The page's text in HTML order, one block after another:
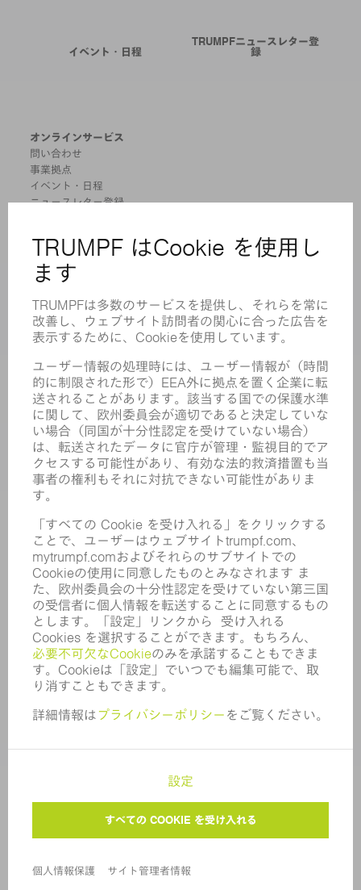
イベント・日程
TRUMPFニュースレター登
録
オンラインサービス
問い合わせ
事業拠点
イベント・日程
ニュースレター登録
製品
機械 & システム
レーザ
パワーエレクトロニクス
電気ツール
スマートファクトリー
サービス
アプリケーション
業界
企業
キャリア
求人情報
企業プロフィール
取締役会
年次報告書
コンプライアンス
内部通報制度
セキュリティ
プレスリリース
マガジン
サステナビリティ
気候と環境
社会と地域
コーポレートガバナンス
サイト管理者情報
プライバシー設定